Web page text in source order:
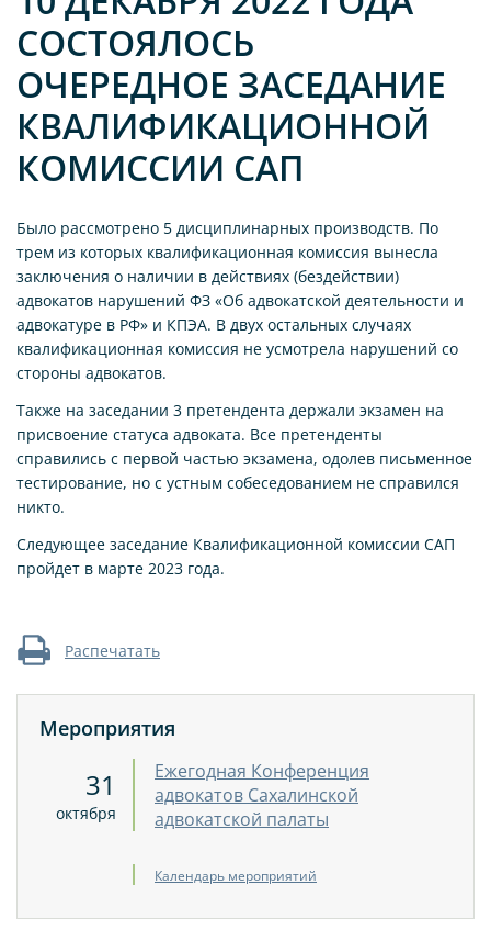
СОСТОЯЛОСЬ
ОЧЕРЕДНОЕ ЗАСЕДАНИЕ
КВАЛИФИКАЦИОННОЙ
КОМИССИИ САП
Было рассмотрено 5 дисциплинарных производств. По
трем из которых квалификационная комиссия вынесла
заключения о наличии в действиях (бездействии)
адвокатов нарушений ФЗ «Об адвокатской деятельности и
адвокатуре в РФ» и КПЭА. В двух остальных случаях
квалификационная комиссия не усмотрела нарушений со
стороны адвокатов.
Также на заседании 3 претендента держали экзамен на
присвоение статуса адвоката. Все претенденты
справились с первой частью экзамена, одолев письменное
тестирование, но с устным собеседованием не справился
никто.
Следующее заседание Квалификационной комиссии САП
пройдет в марте 2023 года.
Распечатать
Мероприятия
31
октября
Ежегодная Конференция
адвокатов Сахалинской
адвокатской палаты
Календарь мероприятий